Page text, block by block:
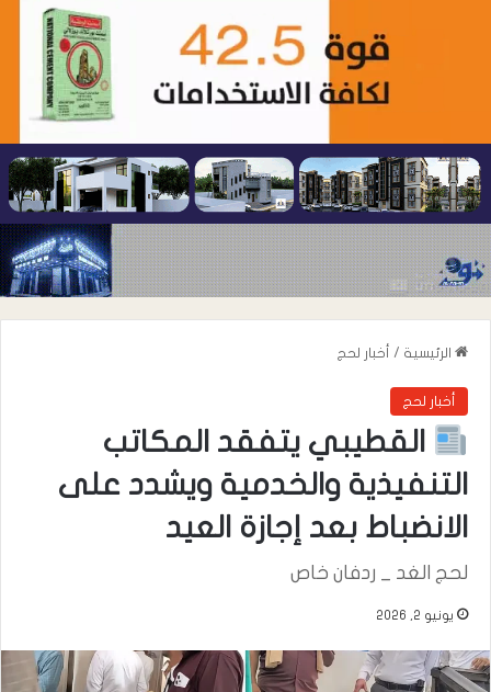
الرئيسية / أخبار لحج
أخبار لحج
القطيبي يتفقد المكاتب
التنفيذية والخدمية ويشدد على
الانضباط بعد إجازة العيد
لحج الغد _ ردفان خاص
يونيو 2, 2026